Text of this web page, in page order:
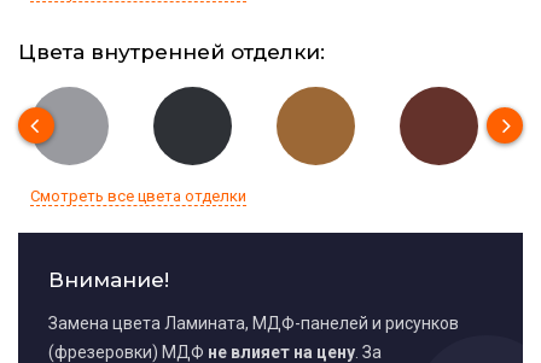
Цвета внутренней отделки:
Смотреть все цвета отделки
Внимание!
Замена цвета Ламината, МДФ-панелей и рисунков
(фрезеровки) МДФ не влияет на цену . За